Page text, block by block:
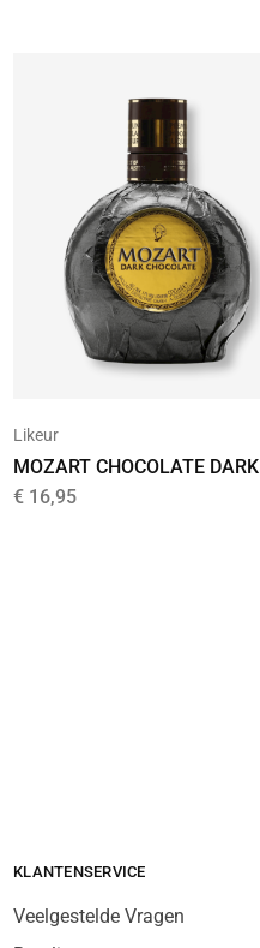
Likeur
MOZART CHOCOLATE DARK
€ 16,95
KLANTENSERVICE
Veelgestelde Vragen